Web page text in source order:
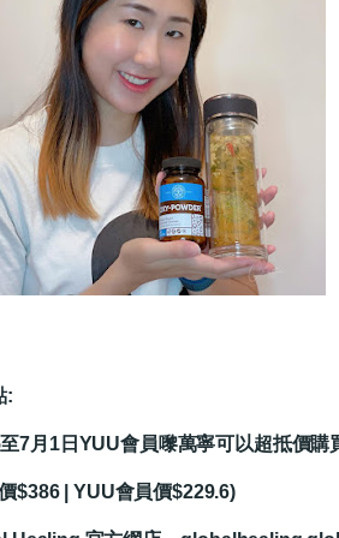
:
7月1日YUU會員嚟萬寧可以超抵價
$386 | YUU會員價$229.6)